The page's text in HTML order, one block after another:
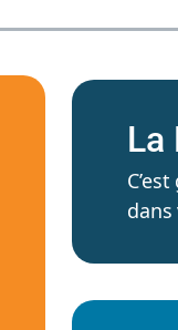
La